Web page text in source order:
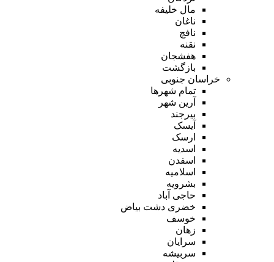
مال خلیفه
ناغان
نافچ
نقنه
هفشجان
بازگشت
خراسان جنوبی
تمام شهر‌ها
آرین شهر
بیرجند
آیسک
ارسک
اسدیه
اسفدن
اسلامیه
بشرویه
حاجی آباد
خضری دشت بیاض
خوسف
زهان
سرایان
سربیشه